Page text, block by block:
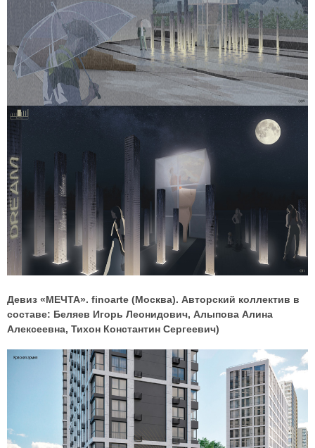
Девиз «МЕЧТА». finoarte (Москва). Авторский коллектив в
составе: Беляев Игорь Леонидович, Алыпова Алина
Алексеевна, Тихон Константин Сергеевич)